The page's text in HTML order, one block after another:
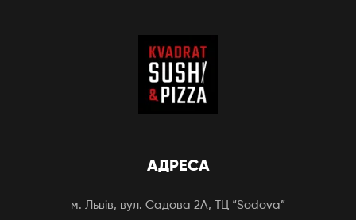
АДРЕСА
м. Львів, вул. Садова 2А, ТЦ “Sodova”